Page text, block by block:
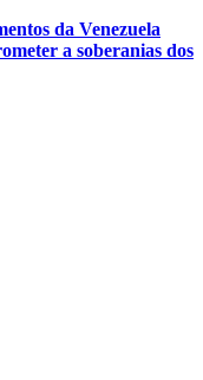
da Venezuela
a soberanias dos